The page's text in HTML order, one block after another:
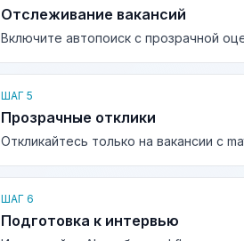
Отслеживание вакансий
Включите автопоиск с прозрачной
ШАГ 5
Прозрачные отклики
Откликайтесь только на вакансии с
ШАГ 6
Подготовка к интервью